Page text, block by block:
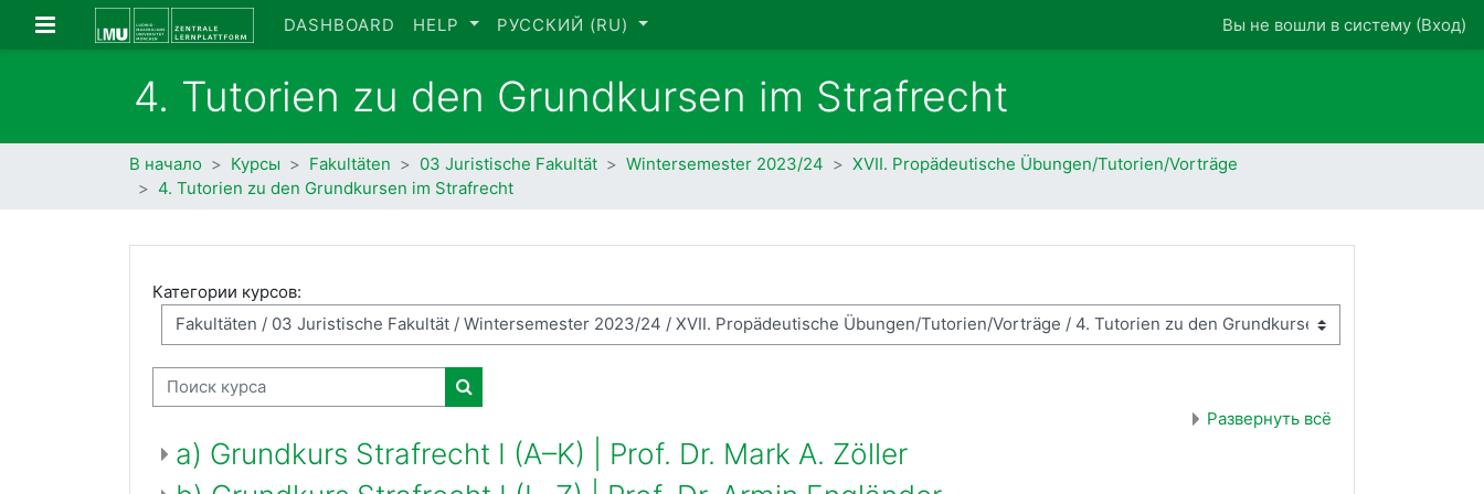
Перейти к основному содержанию
Боковая панель DASHBOARD HELP РУССКИЙ ‎(RU)‎ Вы не вошли в систему (Вход)
4. Tutorien zu den Grundkursen im Strafrecht
В начало Курсы Fakultäten 03 Juristische Fakultät Wintersemester 2023/24
XVII. Propädeutische Übungen/Tutorien/Vorträge
4. Tutorien zu den Grundkursen im Strafrecht
Категории курсов:
Поиск курса
Поиск курса Развернуть всё
a) Grundkurs Strafrecht I (A–K) | Prof. Dr. Mark A. Zöller